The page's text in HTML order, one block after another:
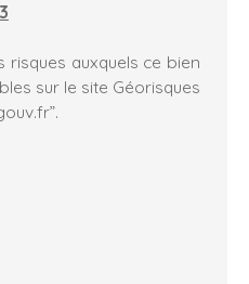
risques auxquels ce bien
sur le site Géorisques